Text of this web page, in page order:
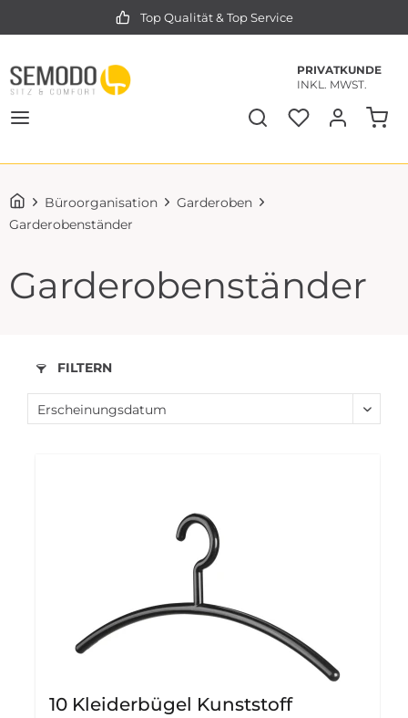
Top Qualität & Top Service
PRIVATKUNDE
INKL. MWST.
Büroorganisation
Garderoben
Garderobenständer
Garderobenständer
FILTERN
10 Kleiderbügel Kunststoff